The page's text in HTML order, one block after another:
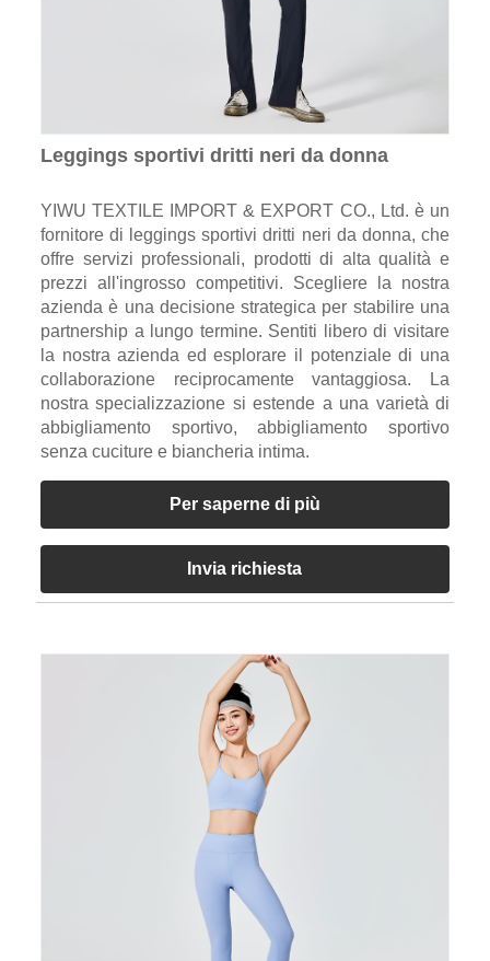
Leggings sportivi dritti neri da donna
YIWU TEXTILE IMPORT & EXPORT CO., Ltd. è un
fornitore di leggings sportivi dritti neri da donna, che
offre servizi professionali, prodotti di alta qualità e
prezzi all'ingrosso competitivi. Scegliere la nostra
azienda è una decisione strategica per stabilire una
partnership a lungo termine. Sentiti libero di visitare
la nostra azienda ed esplorare il potenziale di una
collaborazione reciprocamente vantaggiosa. La
nostra specializzazione si estende a una varietà di
abbigliamento sportivo, abbigliamento sportivo
senza cuciture e biancheria intima.
Per saperne di più
Invia richiesta